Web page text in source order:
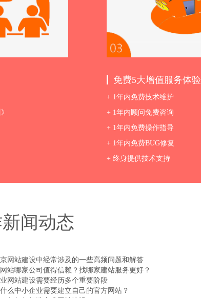
免费5大增值服务体验
+ 1年内免费技术维护
+ 1年内顾问免费咨询
+ 1年内免费操作指导
+ 1年内免费BUG修复
+ 终身提供技术支持
闻动态
网站建设中经常涉及的一些高频问题和解答
站哪家公司值得信赖？找哪家建站服务更好？
网站建设需要经历多个重要阶段
么中小企业需要建立自己的官方网站？